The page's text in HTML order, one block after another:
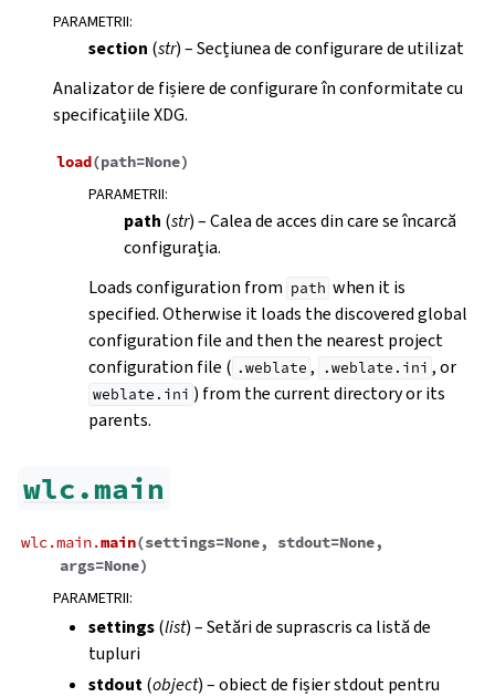
PARAMETRII:
section (str) – Secțiunea de configurare de utilizat
Analizator de fișiere de configurare în conformitate cu
specificațiile XDG.
load(path=None)
PARAMETRII:
path (str) – Calea de acces din care se încarcă
configurația.
Loads configuration from path when it is
specified. Otherwise it loads the discovered global
configuration file and then the nearest project
configuration file ( .weblate , .weblate.ini , or
weblate.ini ) from the current directory or its
parents.
wlc.main
wlc.main.main(settings=None, stdout=None,
args=None)
PARAMETRII:
settings(list) – Setări de suprascris ca listă de
tupluri
stdout(object) – obiect de fișier stdout pentru